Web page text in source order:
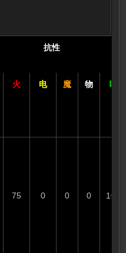
抗性
火 电 魔 物 毒
75 0 0 0 100